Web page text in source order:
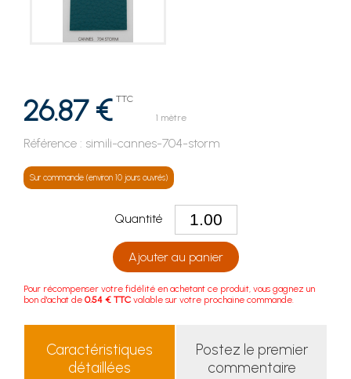
26.87 € TTC
1 mètre
Référence : simili-cannes-704-storm
Sur commande (environ 10 jours ouvrés)
Quantité
Ajouter au panier
Pour récompenser votre fidélité en achetant ce produit, vous gagnez un
bon d'achat de 0.54 € TTC valable sur votre prochaine commande.
Caractéristiques
détaillées
Postez le premier
commentaire